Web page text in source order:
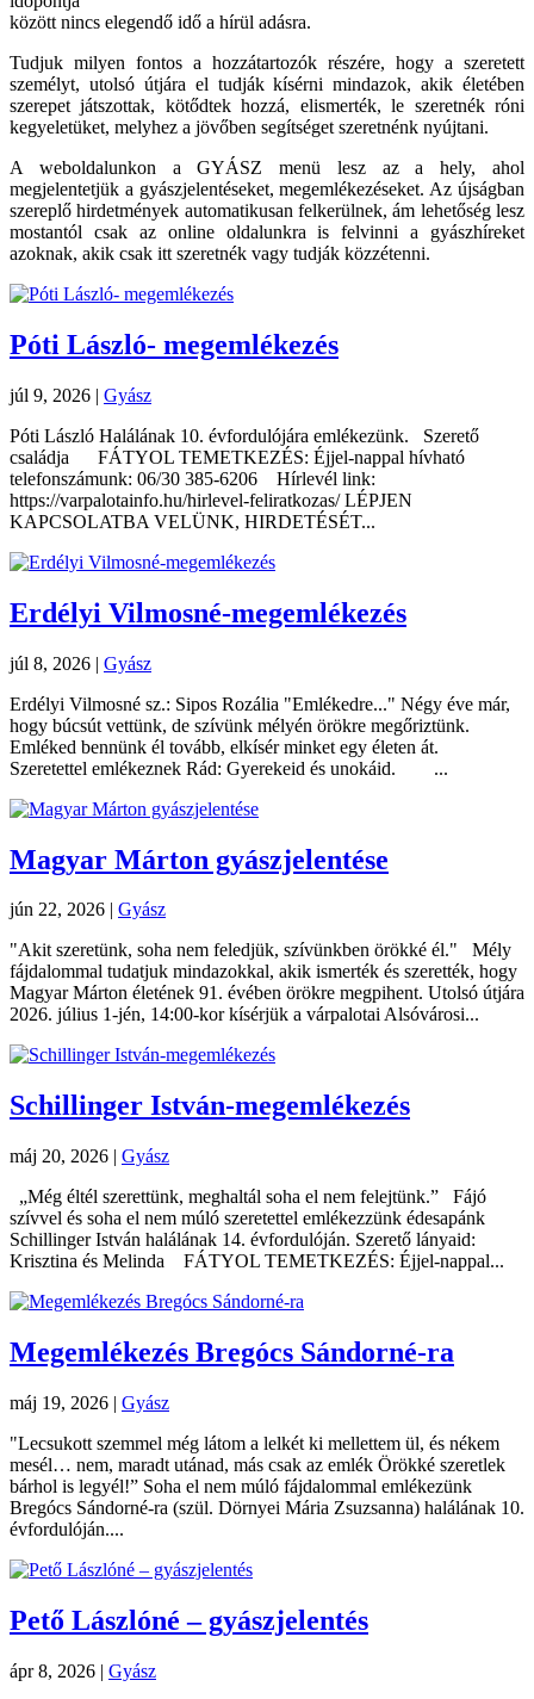
között nincs elegendő idő a hírül adásra.
Tudjuk milyen fontos a hozzátartozók részére, hogy a szeretett
személyt, utolsó útjára el tudják kísérni mindazok, akik életében
szerepet játszottak, kötődtek hozzá, elismerték, le szeretnék róni
kegyeletüket, melyhez a jövőben segítséget szeretnénk nyújtani.
A weboldalunkon a GYÁSZ menü lesz az a hely, ahol
megjelentetjük a gyászjelentéseket, megemlékezéseket. Az újságban
szereplő hirdetmények automatikusan felkerülnek, ám lehetőség lesz
mostantól csak az online oldalunkra is felvinni a gyászhíreket
azoknak, akik csak itt szeretnék vagy tudják közzétenni.
Póti László- megemlékezés
júl 9, 2026 | Gyász
Póti László Halálának 10. évfordulójára emlékezünk. Szerető
családja FÁTYOL TEMETKEZÉS: Éjjel-nappal hívható
telefonszámunk: 06/30 385-6206 Hírlevél link:
https://varpalotainfo.hu/hirlevel-feliratkozas/ LÉPJEN
KAPCSOLATBA VELÜNK, HIRDETÉSÉT...
Erdélyi Vilmosné-megemlékezés
júl 8, 2026 | Gyász
Erdélyi Vilmosné sz.: Sipos Rozália "Emlékedre..." Négy éve már,
hogy búcsút vettünk, de szívünk mélyén örökre megőriztünk.
Emléked bennünk él tovább, elkísér minket egy életen át.
Szeretettel emlékeznek Rád: Gyerekeid és unokáid. ...
Magyar Márton gyászjelentése
jún 22, 2026 | Gyász
"Akit szeretünk, soha nem feledjük, szívünkben örökké él." Mély
fájdalommal tudatjuk mindazokkal, akik ismerték és szerették, hogy
Magyar Márton életének 91. évében örökre megpihent. Utolsó útjára
2026. július 1-jén, 14:00-kor kísérjük a várpalotai Alsóvárosi...
Schillinger István-megemlékezés
máj 20, 2026 | Gyász
„Még éltél szerettünk, meghaltál soha el nem felejtünk.” Fájó
szívvel és soha el nem múló szeretettel emlékezzünk édesapánk
Schillinger István halálának 14. évfordulóján. Szerető lányaid:
Krisztina és Melinda FÁTYOL TEMETKEZÉS: Éjjel-nappal...
Megemlékezés Bregócs Sándorné-ra
máj 19, 2026 | Gyász
"Lecsukott szemmel még látom a lelkét ki mellettem ül, és nékem
mesél… nem, maradt utánad, más csak az emlék Örökké szeretlek
bárhol is legyél!” Soha el nem múló fájdalommal emlékezünk
Bregócs Sándorné-ra (szül. Dörnyei Mária Zsuzsanna) halálának 10.
évfordulóján....
Pető Lászlóné – gyászjelentés
ápr 8, 2026 | Gyász